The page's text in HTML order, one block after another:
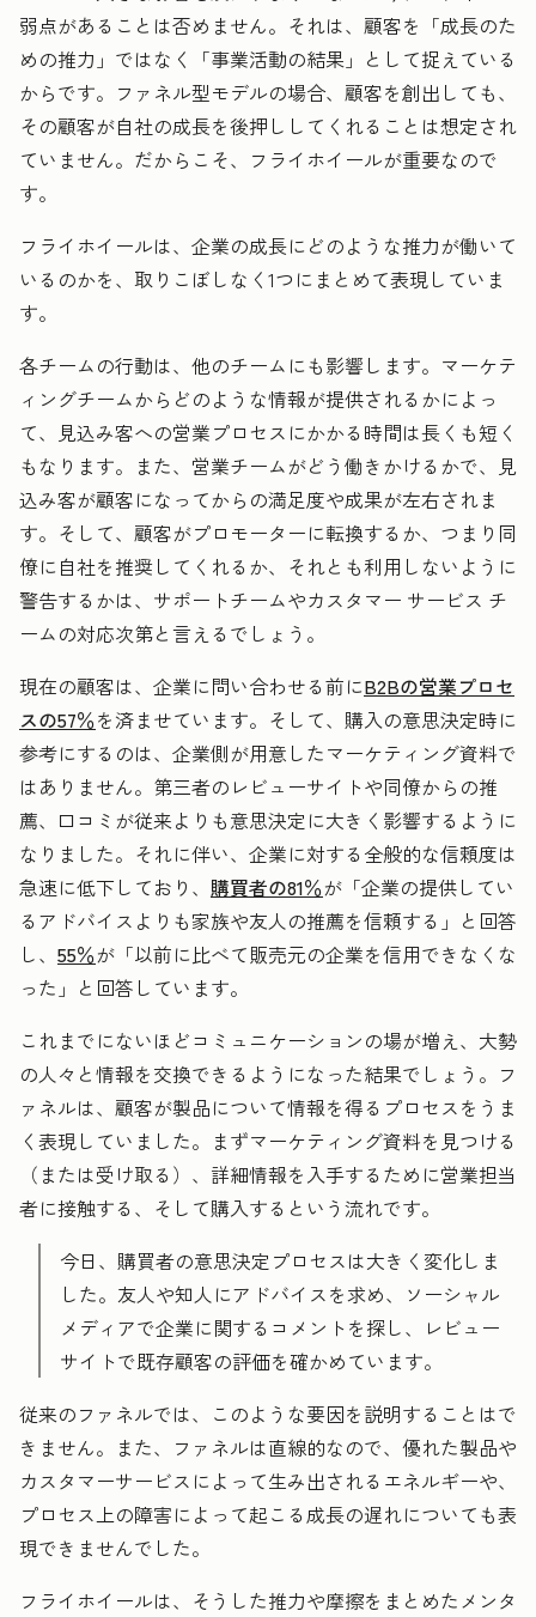
弱点があることは否めません。それは、顧客を「成長のた
めの推力」ではなく「事業活動の結果」として捉えている
からです。ファネル型モデルの場合、顧客を創出しても、
その顧客が自社の成長を後押ししてくれることは想定され
ていません。だからこそ、フライホイールが重要なので
す。
フライホイールは、企業の成長にどのような推力が働いて
いるのかを、取りこぼしなく1つにまとめて表現していま
す。
各チームの行動は、他のチームにも影響します。マーケテ
ィングチームからどのような情報が提供されるかによっ
て、見込み客への営業プロセスにかかる時間は長くも短く
もなります。また、営業チームがどう働きかけるかで、見
込み客が顧客になってからの満足度や成果が左右されま
す。そして、顧客がプロモーターに転換するか、つまり同
僚に自社を推奨してくれるか、それとも利用しないように
警告するかは、サポートチームやカスタマー サービス チ
ームの対応次第と言えるでしょう。
現在の顧客は、企業に問い合わせる前にB2Bの営業プロセ
スの57％を済ませています。そして、購入の意思決定時に
参考にするのは、企業側が用意したマーケティング資料で
はありません。第三者のレビューサイトや同僚からの推
薦、口コミが従来よりも意思決定に大きく影響するように
なりました。それに伴い、企業に対する全般的な信頼度は
急速に低下しており、 購買者の81％が「企業の提供してい
るアドバイスよりも家族や友人の推薦を信頼する」と回答
し、 55％が「以前に比べて販売元の企業を信用できなくな
った」と回答しています。
これまでにないほどコミュニケーションの場が増え、大勢
の人々と情報を交換できるようになった結果でしょう。フ
ァネルは、顧客が製品について情報を得るプロセスをうま
く表現していました。まずマーケティング資料を見つける
（または受け取る）、詳細情報を入手するために営業担当
者に接触する、そして購入するという流れです。
今日、購買者の意思決定プロセスは大きく変化しま
した。友人や知人にアドバイスを求め、ソーシャル
メディアで企業に関するコメントを探し、レビュー
サイトで既存顧客の評価を確かめています。
従来のファネルでは、このような要因を説明することはで
きません。また、ファネルは直線的なので、優れた製品や
カスタマーサービスによって生み出されるエネルギーや、
プロセス上の障害によって起こる成長の遅れについても表
現できませんでした。
フライホイールは、そうした推力や摩擦をまとめたメンタ